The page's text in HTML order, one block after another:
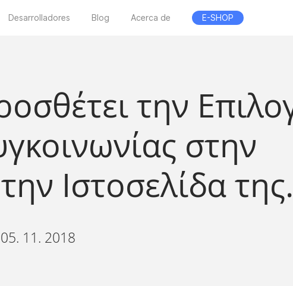
Desarrolladores Blog Acerca de E-SHOP
την
στην
Ιστοσελίδα της.
05. 11. 2018